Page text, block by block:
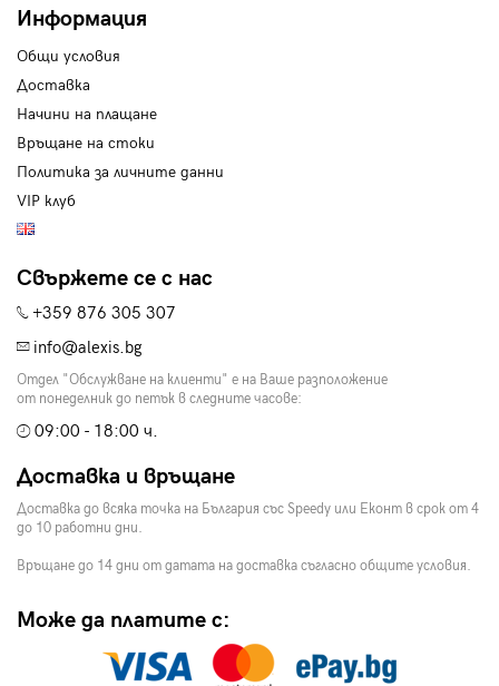
Информация
Общи условия
Доставка
Начини на плащане
Връщане на стоки
Политика за личните данни
VIP клуб
Свържете се с нас
+359 876 305 307
info@alexis.bg
Отдел "Обслужване на клиенти" е на Ваше разположение
от понеделник до петък в следните часове:
09:00 - 18:00 ч.
Доставка и връщане
Доставка до всяка точка на България със Speedy или Еконт в срок от 4
до 10 работни дни.
Връщане до 14 дни от датата на доставка съгласно общите условия.
Може да платите с: